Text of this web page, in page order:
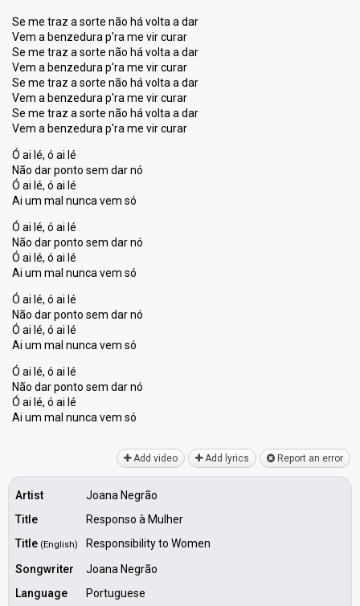
Se me traz a sorte não há volta a dar
Vem a benzedura p'ra me vir curar
Se me traz a sorte não há volta a dar
Vem a benzedura p'ra me vir curar
Se me traz a sorte não há volta a dar
Vem a benzedura p'ra me vir curar
Se me traz a sorte não há volta a dar
Vem a benzedura p'ra me vir curar
Ó ai lé, ó ai lé
Não dar ponto sem dar nó
Ó ai lé, ó ai lé
Ai um mal nunca vem só
Ó ai lé, ó ai lé
Não dar ponto sem dar nó
Ó ai lé, ó ai lé
Ai um mal nunca vem só
Ó ai lé, ó ai lé
Não dar ponto sem dar nó
Ó ai lé, ó ai lé
Ai um mal nunca vem só
Ó ai lé, ó ai lé
Não dar ponto sem dar nó
Ó ai lé, ó ai lé
Ai um mal nuncа vem ѕó
Add video Add lyrics Report an error
Artist
Joana Negrão
Title
Responso à Mulher
Title (English)
Responsibility to Women
Songwriter
Joana Negrão
Language
Portuguese